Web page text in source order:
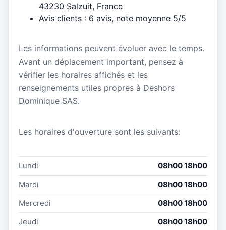
43230 Salzuit, France
Avis clients : 6 avis, note moyenne 5/5
Les informations peuvent évoluer avec le temps.
Avant un déplacement important, pensez à
vérifier les horaires affichés et les
renseignements utiles propres à Deshors
Dominique SAS.
Les horaires d'ouverture sont les suivants:
Lundi
08h00 18h00
Mardi
08h00 18h00
Mercredi
08h00 18h00
Jeudi
08h00 18h00